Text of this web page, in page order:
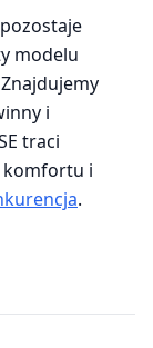
modelu
i
traci
komfortu i
.